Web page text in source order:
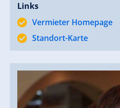
Links
Vermieter Homepage
Standort-Karte